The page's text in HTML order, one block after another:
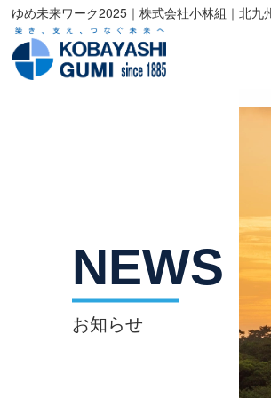
ゆめ未来ワーク2025｜株式会社小林組｜北九
NEWS
お知らせ